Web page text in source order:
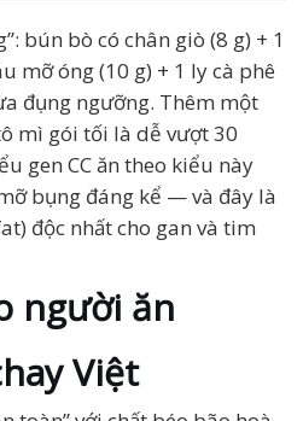
bún bò có chân giò (8 g) + 1
mỡ óng (10 g) + 1 ly cà phê
đụng ngưỡng. Thêm một
mì gói tối là dễ vượt 30
gen CC ăn theo kiểu này
bụng đáng kể — và đây là
độc nhất cho gan và tim
người ăn
Việt